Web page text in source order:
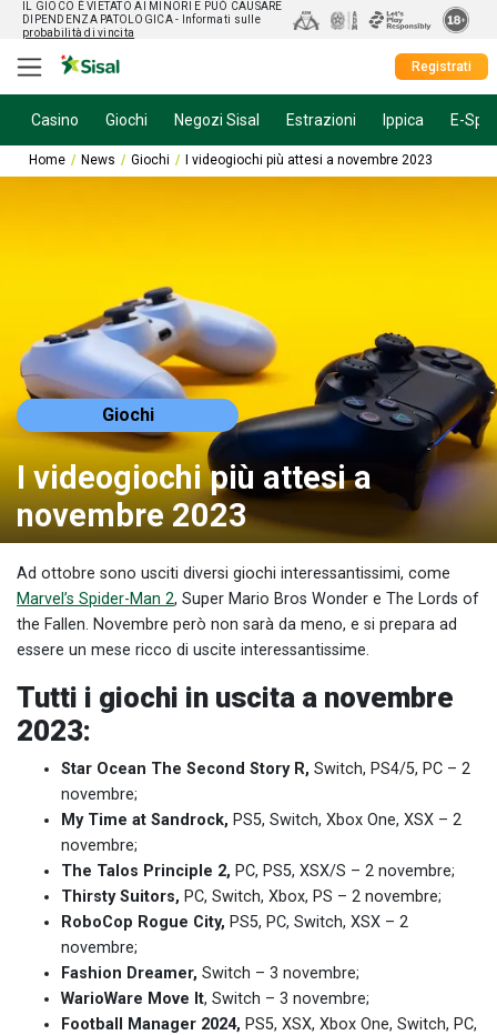
IL GIOCO È VIETATO AI MINORI E PUÒ CAUSARE
DIPENDENZA PATOLOGICA - Informati sulle
probabilità di vincita
Registrati
Casino Giochi Negozi Sisal Estrazioni Ippica E-
Home News Giochi I videogiochi più attesi a novembre 2023
Giochi
I videogiochi più attesi a
novembre 2023
Ad ottobre sono usciti diversi giochi interessantissimi, come
Marvel’s Spider-Man 2, Super Mario Bros Wonder e The Lords of
the Fallen. Novembre però non sarà da meno, e si prepara ad
essere un mese ricco di uscite interessantissime.
Tutti i giochi in uscita a novembre
2023:
Star Ocean The Second Story R, Switch, PS4/5, PC – 2
novembre;
My Time at Sandrock, PS5, Switch, Xbox One, XSX – 2
novembre;
The Talos Principle 2, PC, PS5, XSX/S – 2 novembre;
Thirsty Suitors, PC, Switch, Xbox, PS – 2 novembre;
RoboCop Rogue City, PS5, PC, Switch, XSX – 2
novembre;
Fashion Dreamer, Switch – 3 novembre;
WarioWare Move It, Switch – 3 novembre;
Football Manager 2024, PS5, XSX, Xbox One, Switch, PC,